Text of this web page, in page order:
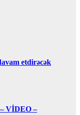
etdirəcək
VİDEO –